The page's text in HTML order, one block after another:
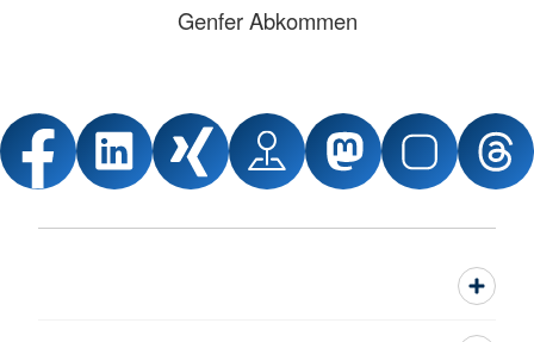
Genfer Abkommen